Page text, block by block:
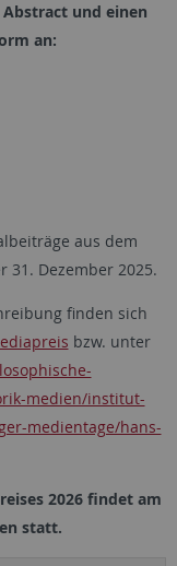
und einen
an:
aus dem
31. Dezember 2025.
finden sich
bzw. unter
medien/institut-
medientage/hans-
2026 findet am
statt.